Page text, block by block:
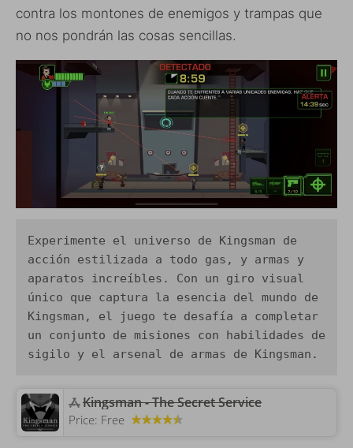
contra los montones de enemigos y trampas que
no nos pondrán las cosas sencillas.
Experimente el universo de Kingsman de
acción estilizada a todo gas, y armas y
aparatos increíbles. Con un giro visual
único que captura la esencia del mundo de
Kingsman, el juego te desafía a completar
un conjunto de misiones con habilidades de
sigilo y el arsenal de armas de Kingsman.
‎Kingsman - The Secret Service
Price: Free